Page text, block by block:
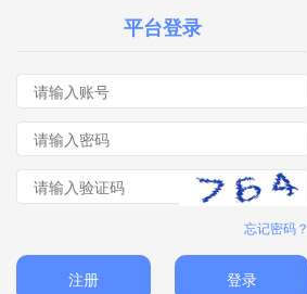
平台登录
忘记密码？
注册 登录